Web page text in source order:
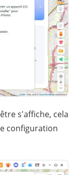
s'affiche, cela
configuration